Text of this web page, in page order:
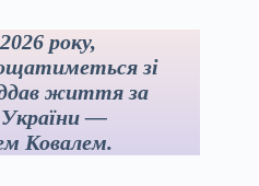
року,
зі
життя за
—
Ковалем.